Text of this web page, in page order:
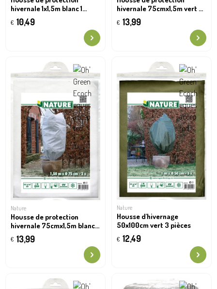
hivernale 1x1,5m blanc 1
pièce
€ 10,49
hivernale 75cmx1,5m vert 2
pièces
€ 13,99
Nature
Housse de protection
hivernale 75cmx1,5m blanc 2
pièces
€ 13,99
Nature
Housse d'hivernage
50x100cm vert 3 pièces
€ 12,49